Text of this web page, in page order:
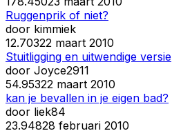
Ruggenprik of niet?
door kimmiek
12.70322 maart 2010
Stuitligging en uitwendige versie
door Joyce2911
54.95322 maart 2010
kan je bevallen in je eigen bad?
door liek84
23.94828 februari 2010